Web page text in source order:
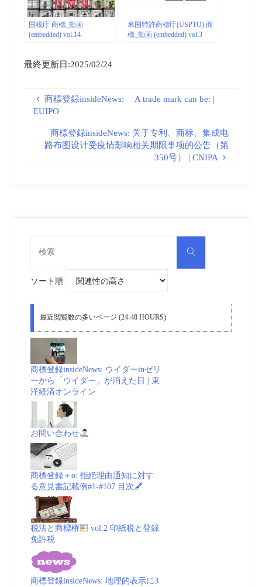
国税庁 商標_動画
(embedded) vol.14
米国特許商標庁(USPTO) 商
標_動画 (embedded) vol.3
最終更新日:2025/02/24
商標登録insideNews: A trade mark can be: |
EUIPO
商標登録insideNews: 关于专利、商标、集成电
路布图设计受疫情影响相关期限事项的公告（第
350号） | CNIPA
検
ソート順
最近閲覧数の多いページ (24-48 HOURS)
商標登録insideNews: ウイダーinゼリ
ーから「ウイダー」が消えた日 | 東
洋経済オンライン
お問い合わせ
商標登録＋α: 拒絶理由通知に対す
る意見書記載例#1-#107 目次🖋
税法と商標権
vol.2 印紙税と登録
免許税
商標登録insideNews: 地理的表示に3